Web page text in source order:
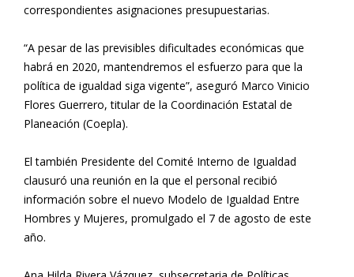
correspondientes asignaciones presupuestarias.
“A pesar de las previsibles dificultades económicas que
habrá en 2020, mantendremos el esfuerzo para que la
política de igualdad siga vigente”, aseguró Marco Vinicio
Flores Guerrero, titular de la Coordinación Estatal de
Planeación (Coepla).
El también Presidente del Comité Interno de Igualdad
clausuró una reunión en la que el personal recibió
información sobre el nuevo Modelo de Igualdad Entre
Hombres y Mujeres, promulgado el 7 de agosto de este
año.